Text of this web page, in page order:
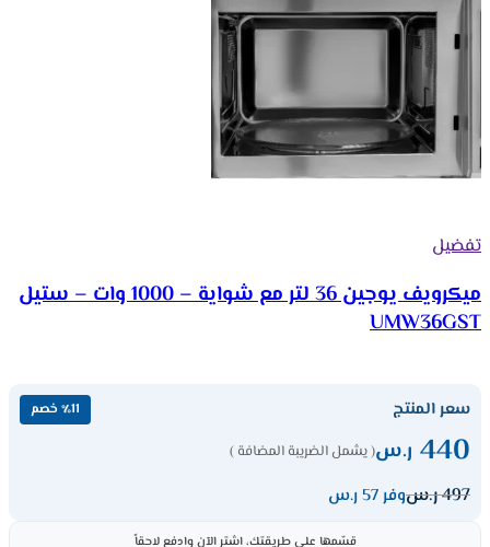
تفضيل
ميكرويف يوجين 36 لتر مع شواية – 1000 وات – ستيل
UMW36GST
سعر المنتج ٪11 خصم
440 ر.س( يشمل الضريبة المضافة )
497ر.سوفر 57 ر.س
قسّمها على طريقتك، اشترِ الآن وادفع لاحقاً